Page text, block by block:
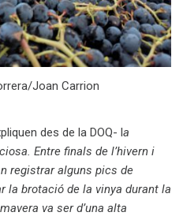
Joan Carrion
des de la DOQ- la
Entre finals de l’hivern i
registrar alguns pics de
la brotació de la vinya durant la
va ser d’una alta